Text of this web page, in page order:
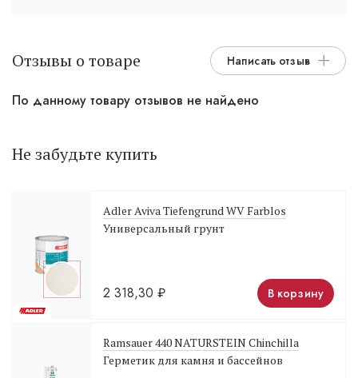
Отзывы о товаре Написать отзыв
По данному товару отзывов не найдено
Не забудьте купить
Adler Aviva Tiefengrund WV Farblos
Универсальный грунт
2 318,30 ₽ В корзину
Ramsauer 440 NATURSTEIN Chinchilla
Герметик для камня и бассейнов